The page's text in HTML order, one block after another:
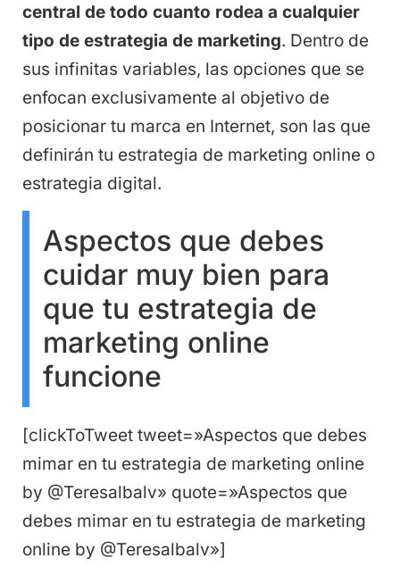
central de todo cuanto rodea a cualquier
tipo de estrategia de marketing. Dentro de
sus infinitas variables, las opciones que se
enfocan exclusivamente al objetivo de
posicionar tu marca en Internet, son las que
definirán tu estrategia de marketing online o
estrategia digital.
Aspectos que debes
cuidar muy bien para
que tu estrategia de
marketing online
funcione
[clickToTweet tweet=»Aspectos que debes
mimar en tu estrategia de marketing online
by @Teresalbalv» quote=»Aspectos que
debes mimar en tu estrategia de marketing
online by @Teresalbalv»]